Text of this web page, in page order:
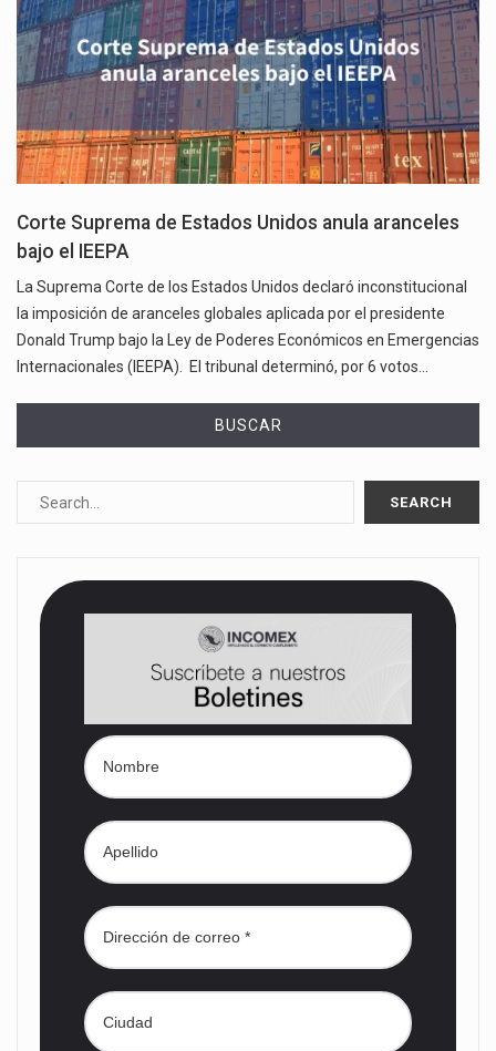
Corte Suprema de Estados Unidos anula aranceles
bajo el IEEPA
La Suprema Corte de los Estados Unidos declaró inconstitucional
la imposición de aranceles globales aplicada por el presidente
Donald Trump bajo la Ley de Poderes Económicos en Emergencias
Internacionales (IEEPA). El tribunal determinó, por 6 votos…
BUSCAR